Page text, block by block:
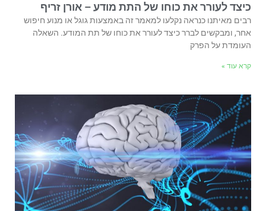
כיצד לעורר את כוחו של התת מודע – אורן זריף
רבים מאיתנו כנראה נקלעו למאמר זה באמצעות גוגל או מנוע חיפוש
אחר, ומבקשים לברר כיצד לעורר את כוחו של תת המודע. השאלה
העומדת על הפרק
קרא עוד »